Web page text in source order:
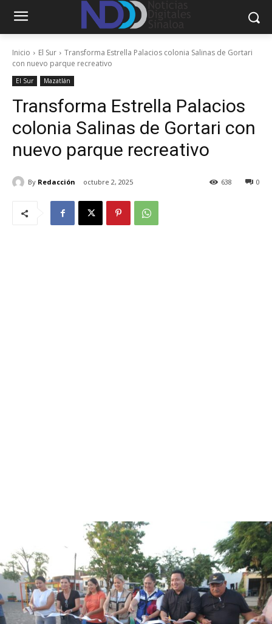
Inicio El Sur
Transforma Estrella Palacios colonia Salinas de Gortari
con nuevo parque recreativo
El Sur Mazatlán
Transforma Estrella Palacios
colonia Salinas de Gortari con
nuevo parque recreativo
By Redacción octubre 2, 2025 0
638